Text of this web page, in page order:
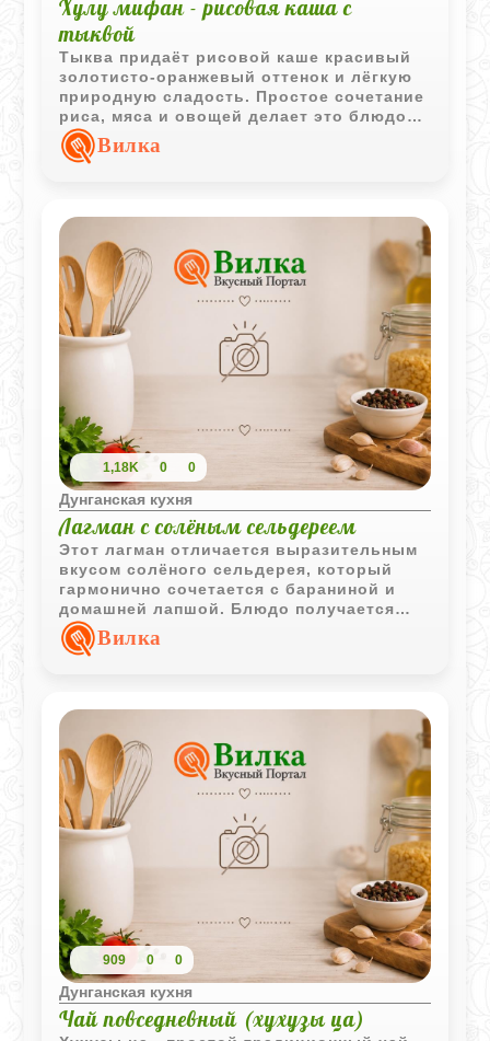
Хулу мифан - рисовая каша с
тыквой
Тыква придаёт рисовой каше красивый
золотисто-оранжевый оттенок и лёгкую
природную сладость. Простое сочетание
риса, мяса и овощей делает это блюдо
одновременно сытным и ароматным.
Вилка
1,18K 0 0
Дунганская кухня
Лагман с солёным сельдереем
Этот лагман отличается выразительным
вкусом солёного сельдерея, который
гармонично сочетается с бараниной и
домашней лапшой. Блюдо получается
ароматным, с лёгкой остротой и
характерными нотками восточной кухни.
Вилка
909 0 0
Дунганская кухня
Чай повседневный (хухузы ца)